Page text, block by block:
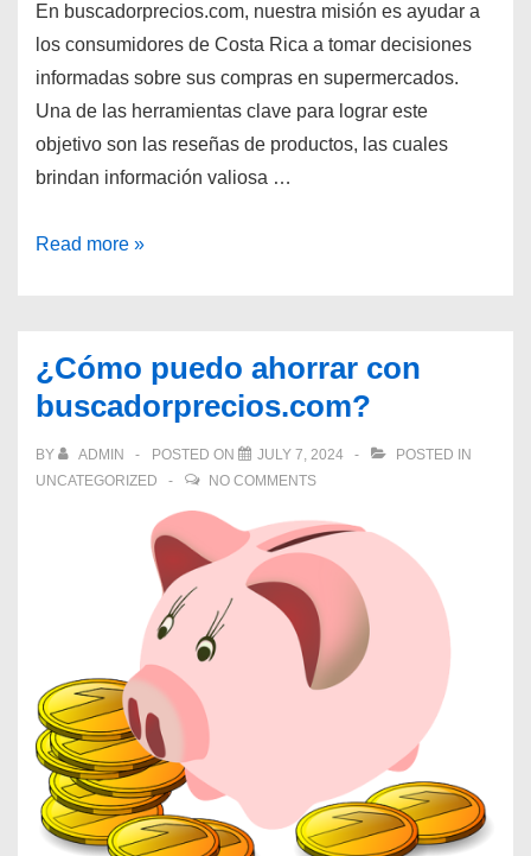
En buscadorprecios.com, nuestra misión es ayudar a
los consumidores de Costa Rica a tomar decisiones
informadas sobre sus compras en supermercados.
Una de las herramientas clave para lograr este
objetivo son las reseñas de productos, las cuales
brindan información valiosa …
¿Por
las
reseñas
productos?
Read more »
¿Cómo puedo ahorrar con
buscadorprecios.com?
BY ADMIN POSTED ON JULY 7, 2024
POSTED IN
UNCATEGORIZED
NO COMMENTS